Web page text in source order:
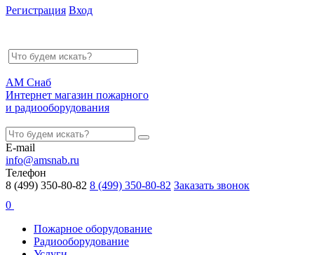
Регистрация Вход
АМ Снаб
Интернет магазин пожарного
и радиооборудования
E-mail
info@amsnab.ru
Телефон
8 (499) 350-80-82 8 (499) 350-80-82 Заказать звонок
0
Пожарное оборудование
Радиооборудование